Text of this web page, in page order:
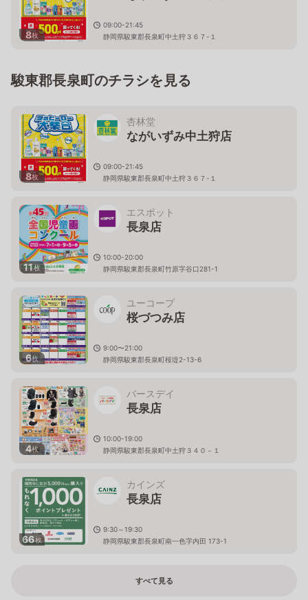
8枚
09:00-21:45
静岡県駿東郡長泉町中土狩３６７-１
駿東郡長泉町のチラシを見る
8枚
杏林堂
ながいずみ中土狩店
09:00-21:45
静岡県駿東郡長泉町中土狩３６７-１
11枚
エスポット
長泉店
10:00-20:00
静岡県駿東郡長泉町竹原字谷口281-1
6枚
ユーコープ
桜づつみ店
9:00〜21:00
静岡県駿東郡長泉町桜堤2-13-6
4枚
バースデイ
長泉店
10:00-19:00
静岡県駿東郡長泉町中土狩３４０－１
66枚
カインズ
長泉店
9:30～19:30
静岡県駿東郡長泉町南一色字内田 173-1
すべて見る